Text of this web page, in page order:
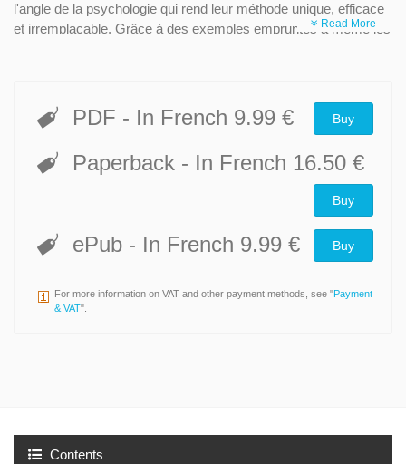
l'angle de la psychologie qui rend leur méthode unique, efficace
et irremplaçable. Grâce à des exemples empruntés à même les
particulières, qu’il soit question d’induction ou de déduction, de
mémoire ou de flair, de criminalistique pointue ou d’émotion.
Une enquête passionnante dans les rouages cérébraux des
héros du genre policier.
Read More
PDF - In French 9.99 € Buy
Paperback - In French 16.50 €
Buy
ePub - In French 9.99 € Buy
For more information on VAT and other payment methods, see "Payment
& VAT".
Contents